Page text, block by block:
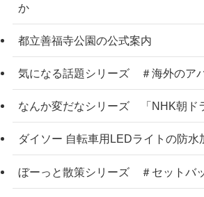
か
都立善福寺公園の公式案内
気になる話題シリーズ ＃海外のア
なんか変だなシリーズ 「NHK朝ド
ダイソー 自転車用LEDライトの防水
ぼーっと散策シリーズ ＃セットバ